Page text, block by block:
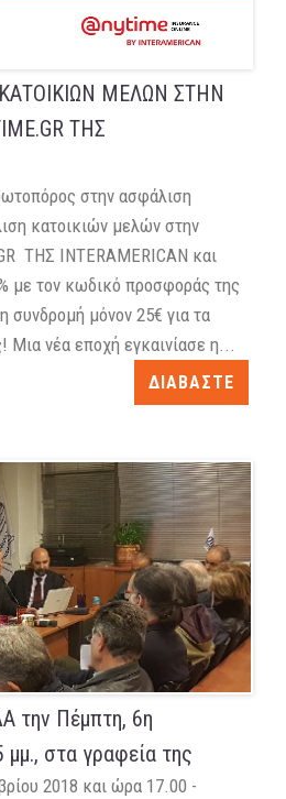
ΜΕΛΩΝ ΣΤΗΝ
ΤΗΣ
στην ασφάλιση
κατοικιών μελών στην
ΤΗΣ INTERAMERICAN και
με τον κωδικό προσφοράς της
μόνον 25€ για τα
νέα εποχή εγκαινίασε η...
ΔΙΑΒΑΣΤΕ
την Πέμπτη, 6η
στα γραφεία της
2018 και ώρα 17.00 -